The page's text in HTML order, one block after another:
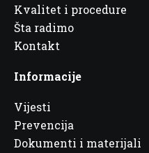
Kvalitet i procedure
Šta radimo
Kontakt
Informacije
Vijesti
Prevencija
Dokumenti i materijali